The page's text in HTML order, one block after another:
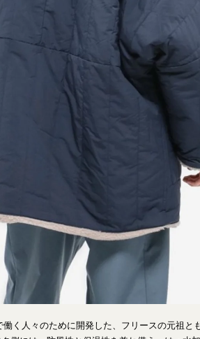
く人々のために開発した、フリースの元祖と